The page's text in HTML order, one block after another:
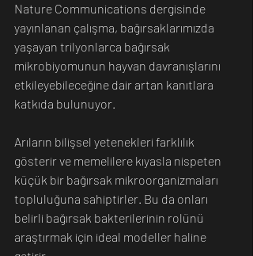
Nature Communications dergisinde
yayınlanan çalışma, bağırsaklarımızda
yaşayan trilyonlarca bağırsak
mikrobiyomunun hayvan davranışlarını
etkileyebileceğine dair artan kanıtlara
katkıda bulunuyor.
Arıların bilişsel yetenekleri farklılık
gösterir ve memelilere kıyasla nispeten
küçük bir bağırsak mikroorganizmaları
topluluğuna sahiptirler. Bu da onları
belirli bağırsak bakterilerinin rolünü
araştırmak için ideal modeller haline